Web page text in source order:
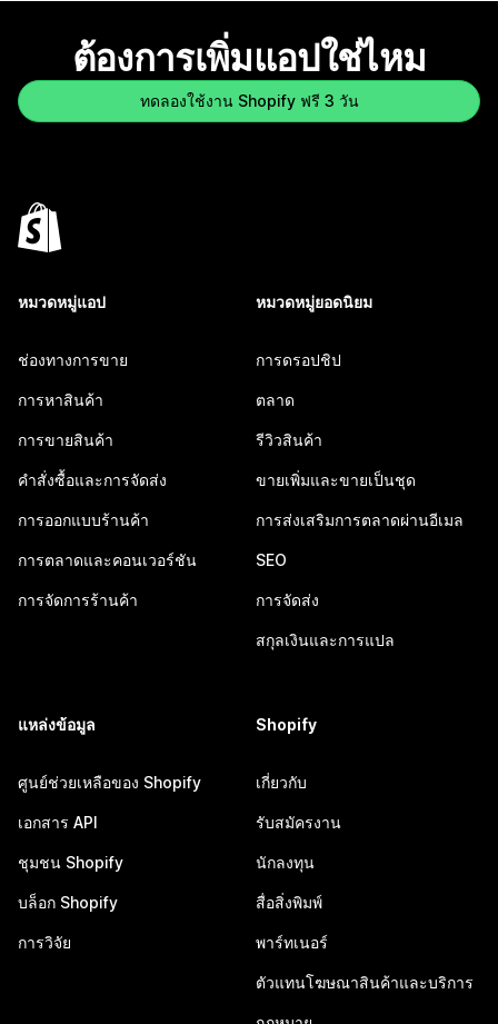
ต้องการเพิ่มแอปใช่ไหม
ทดลองใช้งาน Shopify ฟรี 3 วัน
หมวดหมู่แอป
ช่องทางการขาย
การหาสินค้า
การขายสินค้า
คำสั่งซื้อและการจัดส่ง
การออกแบบร้านค้า
การตลาดและคอนเวอร์ชัน
การจัดการร้านค้า
หมวดหมู่ยอดนิยม
การดรอปชิป
ตลาด
รีวิวสินค้า
ขายเพิ่มและขายเป็นชุด
การส่งเสริมการตลาดผ่านอีเมล
SEO
การจัดส่ง
สกุลเงินและการแปล
แหล่งข้อมูล
ศูนย์ช่วยเหลือของ Shopify
เอกสาร API
ชุมชน Shopify
บล็อก Shopify
การวิจัย
Shopify
เกี่ยวกับ
รับสมัครงาน
นักลงทุน
สื่อสิ่งพิมพ์
พาร์ทเนอร์
ตัวแทนโฆษณาสินค้าและบริการ